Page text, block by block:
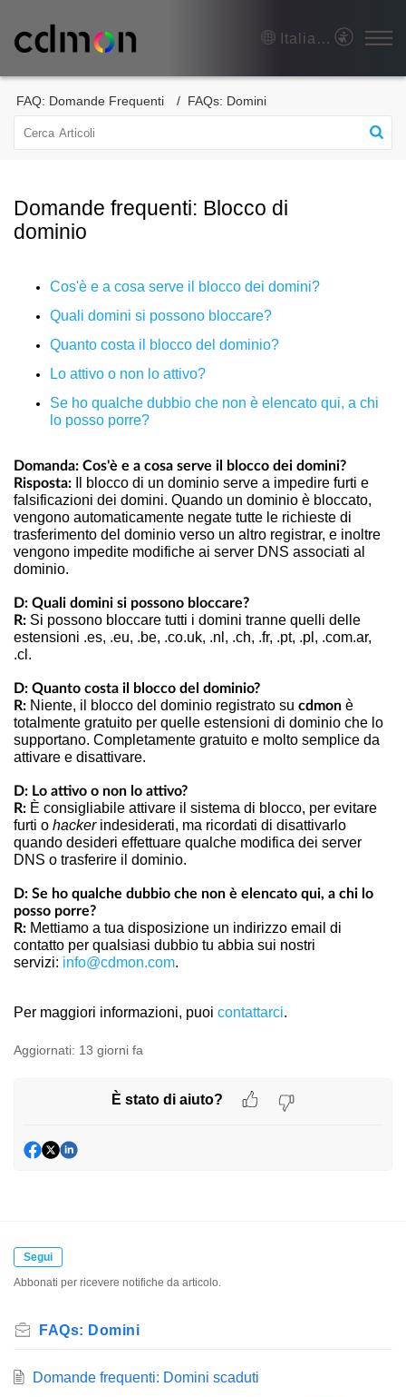
Italiano
FAQ: Domande Frequenti FAQs: Domini
Domande frequenti: Blocco di
dominio
Cos'è e a cosa serve il blocco dei domini?
Quali domini si possono bloccare?
Quanto costa il blocco del dominio?
Lo attivo o non lo attivo?
Se ho qualche dubbio che non è elencato qui, a chi
lo posso porre?
Domanda: Cos'è e a cosa serve il blocco dei domini?
Risposta: Il blocco di un dominio serve a impedire furti e
falsificazioni dei domini. Quando un dominio è bloccato,
vengono automaticamente negate tutte le richieste di
trasferimento del dominio verso un altro registrar, e inoltre
vengono impedite modifiche ai server DNS associati al
dominio.
D: Quali domini si possono bloccare?
R: Si possono bloccare tutti i domini tranne quelli delle
estensioni .es, .eu, .be, .co.uk, .nl, .ch, .fr, .pt, .pl, .com.ar,
.cl.
D: Quanto costa il blocco del dominio?
R: Niente, il blocco del dominio registrato su cdmon è
totalmente gratuito per quelle estensioni di dominio che lo
supportano. Completamente gratuito e molto semplice da
attivare e disattivare.
D: Lo attivo o non lo attivo?
R: È consigliabile attivare il sistema di blocco, per evitare
furti o hackerindesiderati, ma ricordati di disattivarlo
quando desideri effettuare qualche modifica dei server
DNS o trasferire il dominio.
D: Se ho qualche dubbio che non è elencato qui, a chi lo
posso porre?
R: Mettiamo a tua disposizione un indirizzo email di
contatto per qualsiasi dubbio tu abbia sui nostri
servizi: info@cdmon.com.
Per maggiori informazioni, puoi contattarci.
Aggiornati: 13 giorni fa
È stato di aiuto?
Segui
Abbonati per ricevere notifiche da articolo.
FAQs: Domini
Domande frequenti: Domini scaduti